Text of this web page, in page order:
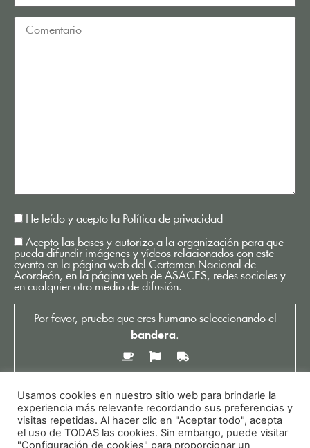
He leído y acepto la Política de privacidad
Acepto las bases y autorizo a la organización para que
pueda difundir imágenes y vídeos relacionados con este
evento en la página web del Certamen Nacional de
Acordeón, en la página web de ASACES, redes sociales y
en cualquier otro medio de difusión.
Por favor, prueba que eres humano seleccionando el
bandera.
Usamos cookies en nuestro sitio web para brindarle la
experiencia más relevante recordando sus preferencias y
visitas repetidas. Al hacer clic en "Aceptar todo", acepta
el uso de TODAS las cookies. Sin embargo, puede visitar
"Configuración de cookies" para proporcionar un